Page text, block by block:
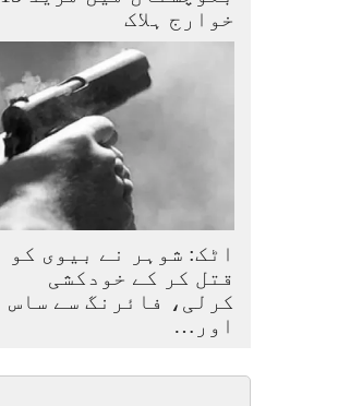
خوارج ہلاک
اٹک: شوہر نے بیوی کو
قتل کر کے خودکشی
کرلی، فائرنگ سے ساس
اور…